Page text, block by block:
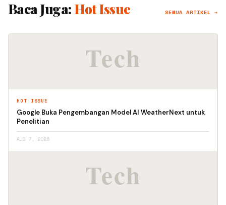
Baca Juga: Hot Issue SEMUA ARTIKEL →
HOT ISSUE
Google Buka Pengembangan Model AI WeatherNext untuk
Penelitian
AUG 7, 2026